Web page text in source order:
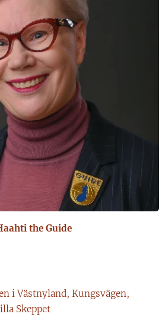
the Guide
i Västnyland, Kungsvägen,
Skeppet